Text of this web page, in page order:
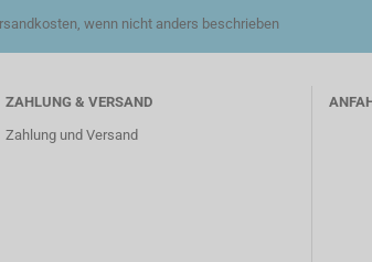
wenn nicht anders beschrieben
ZAHLUNG & VERSAND
Zahlung und Versand